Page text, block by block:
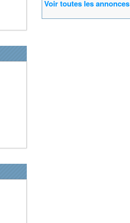
Voir toutes les annonces